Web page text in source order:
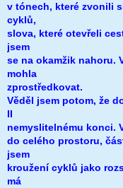
v tónech, které zvonili
cyklů,
slova, které otevřeli
jsem
se na okamžik nahoru.
mohla
zprostředkovat.
Věděl jsem potom, že
II
nemyslitelnému konci.
do celého prostoru,
jsem
kroužení cyklů jako
má